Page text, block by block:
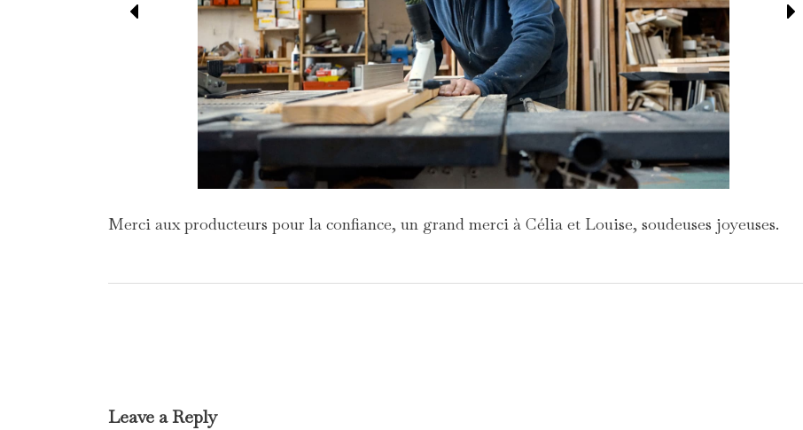
Merci aux producteurs pour la confiance, un grand merci à Célia et Louise, soudeuses joyeuses.
Leave a Reply